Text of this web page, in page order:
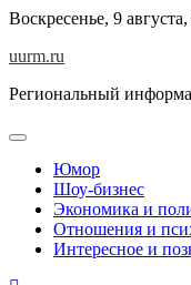
Skip
content
Воскресенье, 9
uurm.ru
Региональный
Юмор
Шоу-бизнес
Экономика и
Отношения и
Интересное и